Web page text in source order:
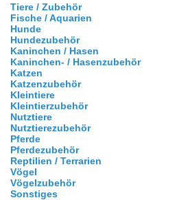
Tiere / Zubehör
Fische / Aquarien
Hunde
Hundezubehör
Kaninchen / Hasen
Kaninchen- / Hasenzubehör
Katzen
Katzenzubehör
Kleintiere
Kleintierzubehör
Nutztiere
Nutztierezubehör
Pferde
Pferdezubehör
Reptilien / Terrarien
Vögel
Vögelzubehör
Sonstiges